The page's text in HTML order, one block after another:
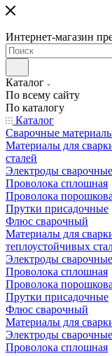
Интернет-магазин
Каталог
По всему сайту
По каталогу
Каталог
Сварочные
Материалы для
сталей
Электроды сварочные
Проволока сплошная
Проволока
Прутки присадочные
Флюс сварочный
Материалы для
теплоустойчивых
Электроды сварочные
Проволока сплошная
Проволока
Прутки присадочные
Флюс сварочный
Материалы для
Электроды сварочные
Проволока сплошная